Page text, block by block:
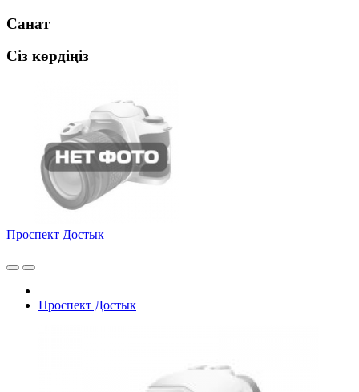
Санат
Сіз көрдіңіз
Проспект Достык
Проспект Достык